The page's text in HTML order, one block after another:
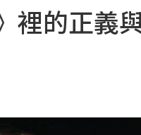
裡的正義